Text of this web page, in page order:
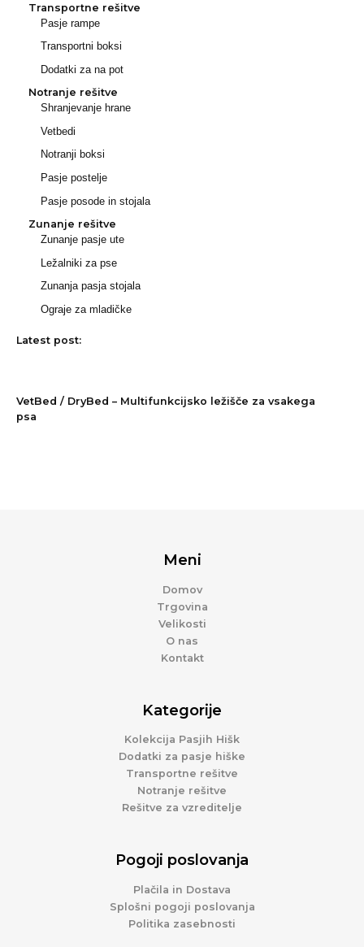
Transportne rešitve
Pasje rampe
Transportni boksi
Dodatki za na pot
Notranje rešitve
Shranjevanje hrane
Vetbedi
Notranji boksi
Pasje postelje
Pasje posode in stojala
Zunanje rešitve
Zunanje pasje ute
Ležalniki za pse
Zunanja pasja stojala
Ograje za mladičke
Latest post:
VetBed / DryBed – Multifunkcijsko ležišče za vsakega
psa
Meni
Domov
Trgovina
Velikosti
O nas
Kontakt
Kategorije
Kolekcija Pasjih Hišk
Dodatki za pasje hiške
Transportne rešitve
Notranje rešitve
Rešitve za vzreditelje
Pogoji poslovanja
Plačila in Dostava
Splošni pogoji poslovanja
Politika zasebnosti